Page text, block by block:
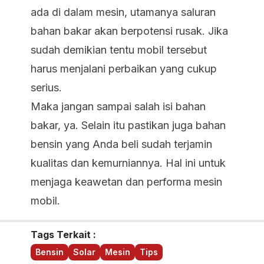
ada di dalam mesin, utamanya saluran
bahan bakar akan berpotensi rusak. Jika
sudah demikian tentu mobil tersebut
harus menjalani perbaikan yang cukup
serius.
Maka jangan sampai salah isi bahan
bakar, ya. Selain itu pastikan juga bahan
bensin yang Anda beli sudah terjamin
kualitas dan kemurniannya. Hal ini untuk
menjaga keawetan dan performa mesin
mobil.
Tags Terkait :
Bensin Solar Mesin Tips